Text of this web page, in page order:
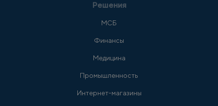
Решения
МСБ
Финансы
Медицина
Промышленность
Интернет-магазины